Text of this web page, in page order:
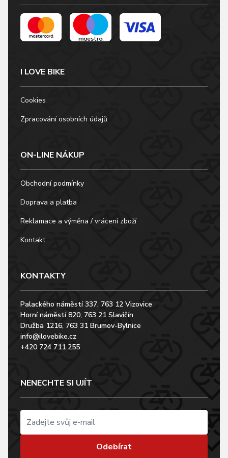
I LOVE BIKE
Cookies
Zpracování osobních údajů
ON-LINE NÁKUP
Obchodní podmínky
Doprava a platba
Reklamace a výměna / vrácení zboží
Kontakt
KONTAKTY
Palackého náměstí 337, 763 12 Vizovice
Horní náměstí 820, 763 21 Slavičín
Družba 1216, 763 31 Brumov-Bylnice
info@ilovebike.cz
+420 724 711 255
NENECHTE SI UJÍT
Odebírat